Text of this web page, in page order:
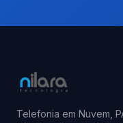
Telefonia em Nuvem,